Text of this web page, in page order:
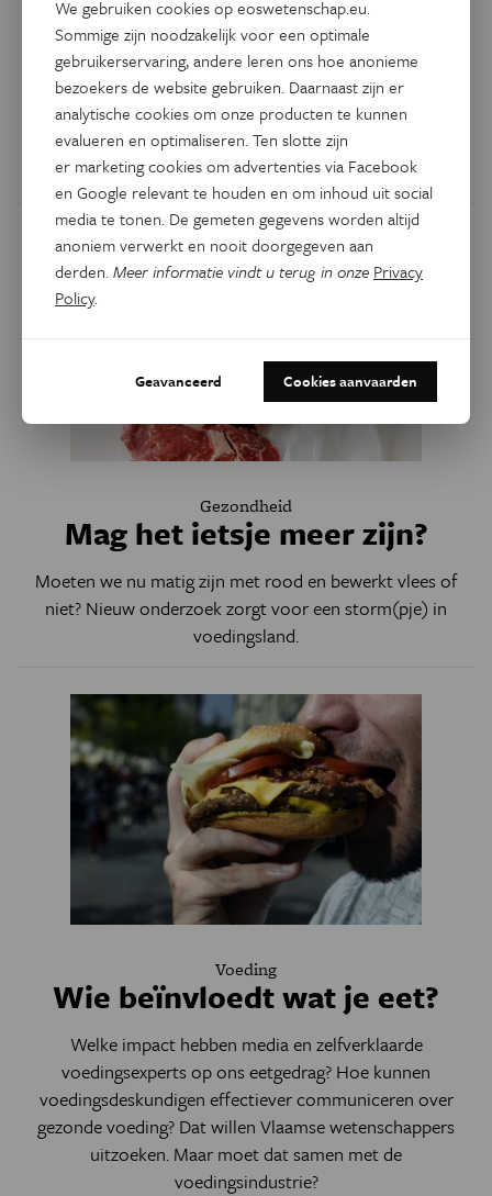
Het ketogeen dieet – dat koolhydraten schrapt en vetten
toejuicht – is een hype. Om af te vallen is het niet de beste
strategie. Maar het lijkt wel veelbelovend in de strijd tegen
epilepsie, multiple sclerose en alzheimer.
DoorChristian Honey
Gezondheid
Mag het ietsje meer zijn?
Moeten we nu matig zijn met rood en bewerkt vlees of
niet? Nieuw onderzoek zorgt voor een storm(pje) in
voedingsland.
Voeding
Wie beïnvloedt wat je eet?
Welke impact hebben media en zelfverklaarde
voedingsexperts op ons eetgedrag? Hoe kunnen
voedingsdeskundigen effectiever communiceren over
gezonde voeding? Dat willen Vlaamse wetenschappers
uitzoeken. Maar moet dat samen met de
voedingsindustrie?
We gebruiken cookies op eoswetenschap.eu.
Sommige zijn noodzakelijk voor een optimale
gebruikerservaring, andere leren ons hoe anonieme
bezoekers de website gebruiken. Daarnaast zijn er
analytische cookies om onze producten te kunnen
evalueren en optimaliseren. Ten slotte zijn
er marketing cookies om advertenties via Facebook
en Google relevant te houden en om inhoud uit social
media te tonen. De gemeten gegevens worden altijd
anoniem verwerkt en nooit doorgegeven aan
derden.Meer informatie vindt u terug in onze Privacy
Policy.
Geavanceerd Cookies aanvaarden